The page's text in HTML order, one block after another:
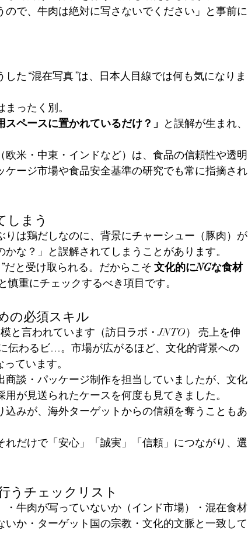
で、牛肉は絶対に写さないでください」と事前に
た“混在写真”は、日本人目線では何も気になりま
ったく別。
ペースに置かれているだけ？」 と誤解が生まれ、
米・中東・インドなど）は、食品の信頼性や透明
ージ市場や食品安全基準の研究でも常に指摘され
しまう
は鶏だしなのに、背景にチャーシュー（豚肉）が
な？」と誤解されてしまうことがあります。
と受け取られる。だからこそ 文化的にNGな食材
重にチェックするべき項目です。
の必須スキル
と言われています（訪日ラボ・JNTO） 売上を伸
伝わるビ…。市場が広がるほど、文化的背景への
ています。
談・パッケージ制作を担当していましたが、文化
が見送られたケースを何度も見てきました。
みが、海外ターゲットからの信頼を奪うこともあ
れだけで「安心」「誠実」「信頼」につながり、選
うチェックリスト
・牛肉が写っていないか（インド市場）・混在食材
か・ターゲット国の宗教・文化的文脈と一致して